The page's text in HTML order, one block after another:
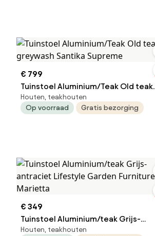
€ 799
Tuinstoel Aluminium/Teak Old teak
greywash Santika Supreme
Houten, teakhouten
Op voorraad
Gratis bezorging
€ 349
Tuinstoel Aluminium/teak Grijs-
antraciet Lifestyle Garden Furniture
Houten, teakhouten